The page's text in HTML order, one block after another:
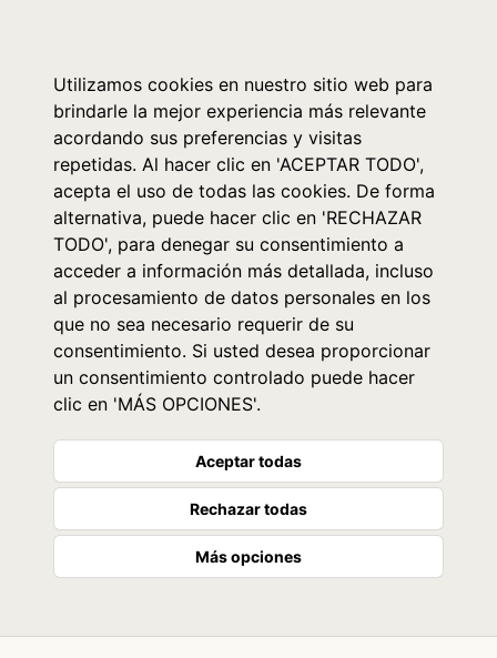
Utilizamos cookies en nuestro sitio web para
brindarle la mejor experiencia más relevante
acordando sus preferencias y visitas
repetidas. Al hacer clic en 'ACEPTAR TODO',
acepta el uso de todas las cookies. De forma
alternativa, puede hacer clic en 'RECHAZAR
TODO', para denegar su consentimiento a
acceder a información más detallada, incluso
al procesamiento de datos personales en los
que no sea necesario requerir de su
consentimiento. Si usted desea proporcionar
un consentimiento controlado puede hacer
clic en 'MÁS OPCIONES'.
Aceptar todas
Rechazar todas
Más opciones